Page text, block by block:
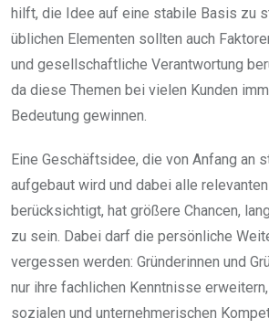
hilft, die Idee auf eine stabile Basis zu
üblichen Elementen sollten auch
und gesellschaftliche Verantwortung
da diese Themen bei vielen Kunden
Bedeutung gewinnen.
Eine Geschäftsidee, die von Anfang an
aufgebaut wird und dabei alle
berücksichtigt, hat größere Chancen,
zu sein. Dabei darf die persönliche
vergessen werden: Gründerinnen und
nur ihre fachlichen Kenntnisse
sozialen und unternehmerischen